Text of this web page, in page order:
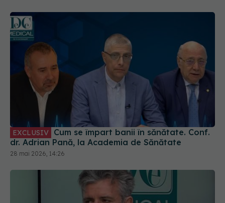
EXCLUSIV
Cum se împart banii în sănătate. Conf.
dr. Adrian Pană, la Academia de Sănătate
28 mai 2026, 14:26